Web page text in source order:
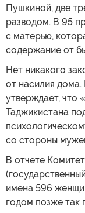
Пушкиной, две
разводом. В 95
с матерью,
содержание от
Нет никакого
от насилия
утверждает, что
Таджикистана
со стороны
В отчете
имена 596
годом позже так